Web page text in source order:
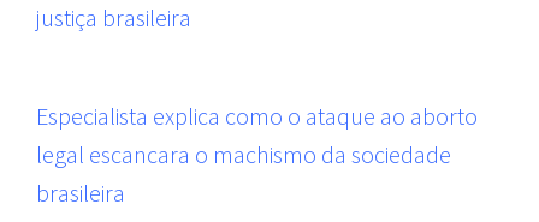
justiça brasileira
Especialista explica como o ataque ao aborto
legal escancara o machismo da sociedade
brasileira